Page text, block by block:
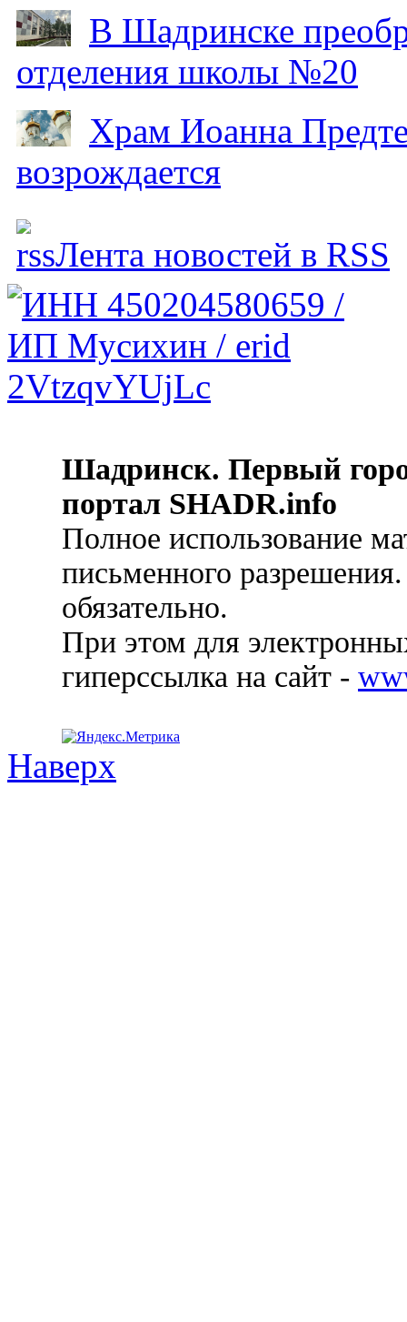
В Шадринске
отделения школы №20
Храм Иоанна
возрождается
Лента новостей в RSS
Шадринск. Первый
портал SHADR.info
Полное использование
письменного
обязательно.
При этом для
гиперссылка на сайт -
Наверх